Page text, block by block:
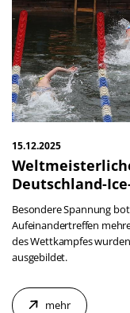
15.12.2025
Deutschland-
Besondere Spannung
Aufeinandertreffen
des Wettkampfes
ausgebildet.
mehr